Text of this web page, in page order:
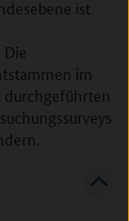
ist
im
durchgeführten